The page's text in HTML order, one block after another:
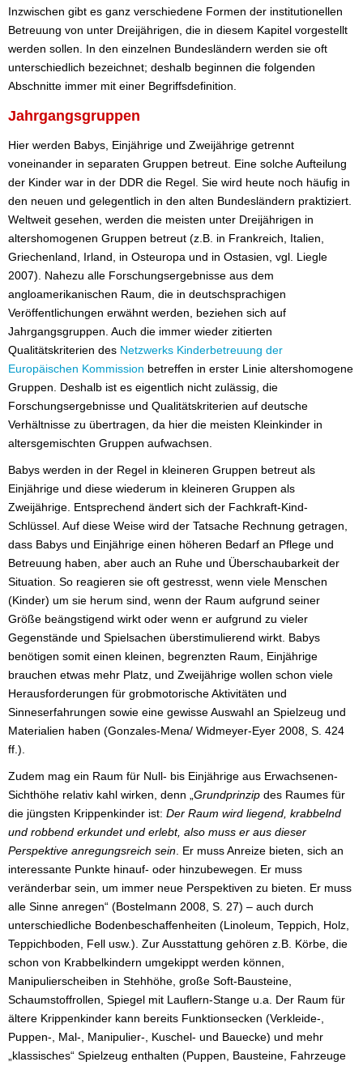
Inzwischen gibt es ganz verschiedene Formen der institutionellen
Betreuung von unter Dreijährigen, die in diesem Kapitel vorgestellt
werden sollen. In den einzelnen Bundesländern werden sie oft
unterschiedlich bezeichnet; deshalb beginnen die folgenden
Abschnitte immer mit einer Begriffsdefinition.
Jahrgangsgruppen
Hier werden Babys, Einjährige und Zweijährige getrennt
voneinander in separaten Gruppen betreut. Eine solche Aufteilung
der Kinder war in der DDR die Regel. Sie wird heute noch häufig in
den neuen und gelegentlich in den alten Bundesländern praktiziert.
Weltweit gesehen, werden die meisten unter Dreijährigen in
altershomogenen Gruppen betreut (z.B. in Frankreich, Italien,
Griechenland, Irland, in Osteuropa und in Ostasien, vgl. Liegle
2007). Nahezu alle Forschungsergebnisse aus dem
angloamerikanischen Raum, die in deutschsprachigen
Veröffentlichungen erwähnt werden, beziehen sich auf
Jahrgangsgruppen. Auch die immer wieder zitierten
Qualitätskriterien des Netzwerks Kinderbetreuung der
Europäischen Kommission betreffen in erster Linie altershomogene
Gruppen. Deshalb ist es eigentlich nicht zulässig, die
Forschungsergebnisse und Qualitätskriterien auf deutsche
Verhältnisse zu übertragen, da hier die meisten Kleinkinder in
altersgemischten Gruppen aufwachsen.
Babys werden in der Regel in kleineren Gruppen betreut als
Einjährige und diese wiederum in kleineren Gruppen als
Zweijährige. Entsprechend ändert sich der Fachkraft-Kind-
Schlüssel. Auf diese Weise wird der Tatsache Rechnung getragen,
dass Babys und Einjährige einen höheren Bedarf an Pflege und
Betreuung haben, aber auch an Ruhe und Überschaubarkeit der
Situation. So reagieren sie oft gestresst, wenn viele Menschen
(Kinder) um sie herum sind, wenn der Raum aufgrund seiner
Größe beängstigend wirkt oder wenn er aufgrund zu vieler
Gegenstände und Spielsachen überstimulierend wirkt. Babys
benötigen somit einen kleinen, begrenzten Raum, Einjährige
brauchen etwas mehr Platz, und Zweijährige wollen schon viele
Herausforderungen für grobmotorische Aktivitäten und
Sinneserfahrungen sowie eine gewisse Auswahl an Spielzeug und
Materialien haben (Gonzales-Mena/ Widmeyer-Eyer 2008, S. 424
ff.).
Zudem mag ein Raum für Null- bis Einjährige aus Erwachsenen-
Sichthöhe relativ kahl wirken, denn „ Grundprinzip des Raumes für
die jüngsten Krippenkinder ist: Der Raum wird liegend, krabbelnd
und robbend erkundet und erlebt, also muss er aus dieser
Perspektive anregungsreich sein . Er muss Anreize bieten, sich an
interessante Punkte hinauf- oder hinzubewegen. Er muss
veränderbar sein, um immer neue Perspektiven zu bieten. Er muss
alle Sinne anregen“ (Bostelmann 2008, S. 27) – auch durch
unterschiedliche Bodenbeschaffenheiten (Linoleum, Teppich, Holz,
Teppichboden, Fell usw.). Zur Ausstattung gehören z.B. Körbe, die
schon von Krabbelkindern umgekippt werden können,
Manipulierscheiben in Stehhöhe, große Soft-Bausteine,
Schaumstoffrollen, Spiegel mit Lauflern-Stange u.a. Der Raum für
ältere Krippenkinder kann bereits Funktionsecken (Verkleide-,
Puppen-, Mal-, Manipulier-, Kuschel- und Bauecke) und mehr
„klassisches“ Spielzeug enthalten (Puppen, Bausteine, Fahrzeuge